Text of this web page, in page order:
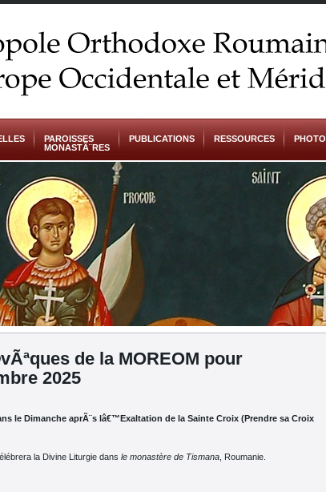
PAROISSES
MONASTÃ¨RES
PUBLICATIONS RESSOURCES PHOTO
de la MOREOM pour
2025
le Dimanche aprÃ¨s lâ€™Exaltation de la Sainte Croix (Prendre sa Croix
la Divine Liturgie dans le monastère de Tismana , Roumanie.